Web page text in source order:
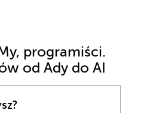
programiści.
od Ady do AI